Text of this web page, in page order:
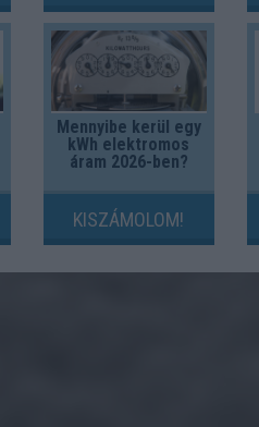
Mennyibe kerül egy
kWh elektromos
áram 2026-ben?
KISZÁMOLOM!